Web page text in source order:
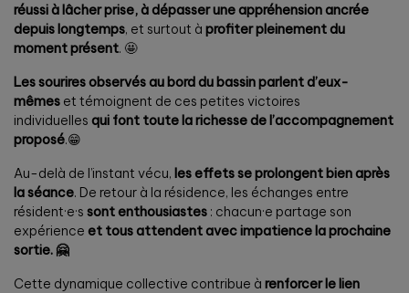
réussi à lâcher prise, à dépasser une appréhension ancrée
depuis longtemps, et surtout à profiter pleinement du
moment présent. 🤩
Les sourires observés au bord du bassin parlent d’eux-
mêmes et témoignent de ces petites victoires
individuelles qui font toute la richesse de l’accompagnement
proposé.😁
Au-delà de l’instant vécu, les effets se prolongent bien après
la séance. De retour à la résidence, les échanges entre
résident·e·s sont enthousiastes : chacun·e partage son
expérience et tous attendent avec impatience la prochaine
sortie. 🤗
Cette dynamique collective contribue à renforcer le lien